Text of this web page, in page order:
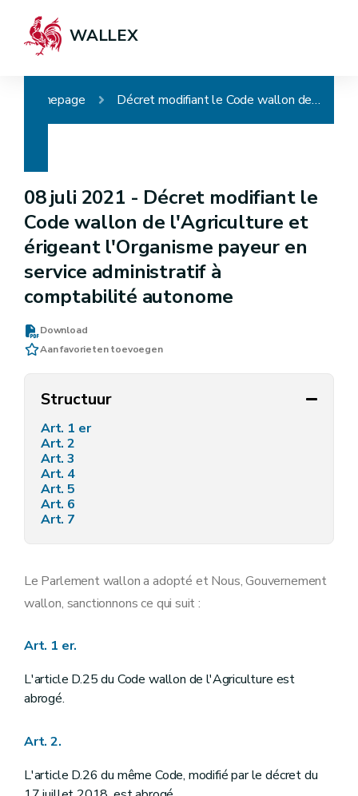
WALLEX
Homepage Décret modifiant le Code wallon de l'Agriculture et érigeant l'Organisme payeur en service administratif à comptabilité autonome
08 juli 2021 - Décret modifiant le
Code wallon de l'Agriculture et
érigeant l'Organisme payeur en
service administratif à
comptabilité autonome
Download
Aan favorieten toevoegen
Structuur
Art. 1 er
Art. 2
Art. 3
Art. 4
Art. 5
Art. 6
Art. 7
Le Parlement wallon a adopté et Nous, Gouvernement
wallon, sanctionnons ce qui suit :
Art. 1 er.
L'article D.25 du Code wallon de l'Agriculture est
abrogé.
Art. 2.
L'article D.26 du même Code, modifié par le décret du